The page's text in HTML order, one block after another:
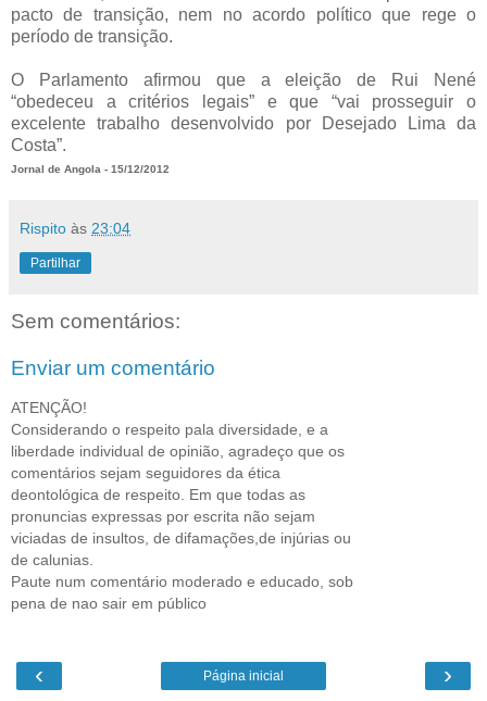
pacto de transição, nem no acordo político que rege o
período de transição.
O Parlamento afirmou que a eleição de Rui Nené
“obedeceu a critérios legais” e que “vai prosseguir o
excelente trabalho desenvolvido por Desejado Lima da
Costa”.
Jornal de Angola - 15/12/2012
Rispito às 23:04
Partilhar
Sem comentários:
Enviar um comentário
ATENÇÃO!
Considerando o respeito pala diversidade, e a
liberdade individual de opinião, agradeço que os
comentários sejam seguidores da ética
deontológica de respeito. Em que todas as
pronuncias expressas por escrita não sejam
viciadas de insultos, de difamações,de injúrias ou
de calunias.
Paute num comentário moderado e educado, sob
pena de nao sair em público
‹ ›
Página inicial